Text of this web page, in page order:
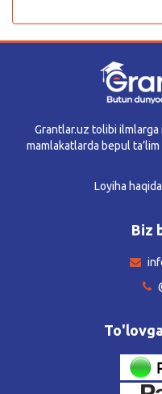
Grantlar.uz tolibi ilmlarga
mamlakatlarda bepul
Loyiha haqida
Biz